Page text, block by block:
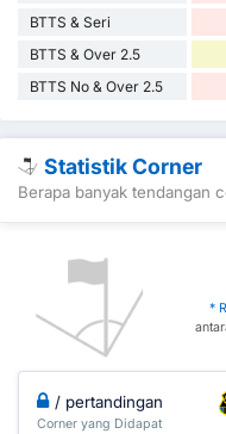
BTTS & Seri
BTTS & Over 2.5
BTTS No & Over 2.5
Statistik Corner
Berapa banyak tendangan
*
/ pertandingan
Corner yang Didapat